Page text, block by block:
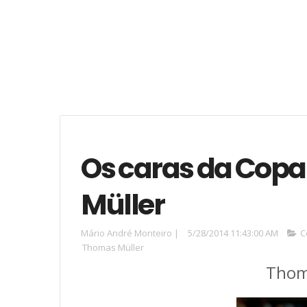
Os caras da
Müller
Mário André Monteiro | 5/28/2014 11:43:00 AM
Thomas Müller